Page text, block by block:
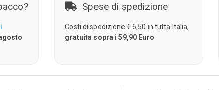
Spese di spedizione
Costi di spedizione € 6,50 in tutta Italia,
gratuita sopra i 59,90 Euro